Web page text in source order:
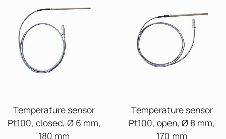
Temperature sensor
Pt100, closed, Ø 6 mm,
180 mm
Temperature sensor
Pt100, open, Ø 8 mm,
170 mm